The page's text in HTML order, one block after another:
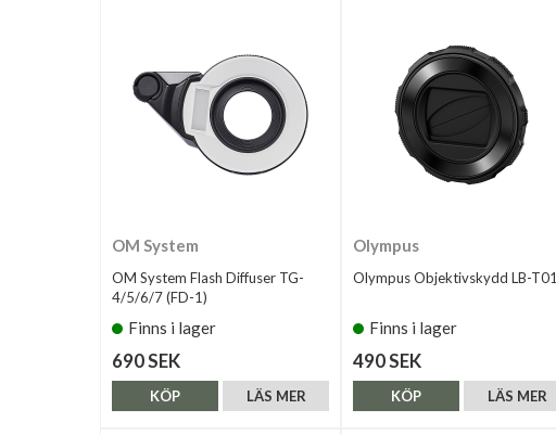
OM System
OM System Flash Diffuser TG-
4/5/6/7 (FD-1)
Finns i lager
690 SEK
LÄS MER
KÖP
Olympus
Olympus Objektivskydd LB-T01
Finns i lager
490 SEK
LÄS MER
KÖP